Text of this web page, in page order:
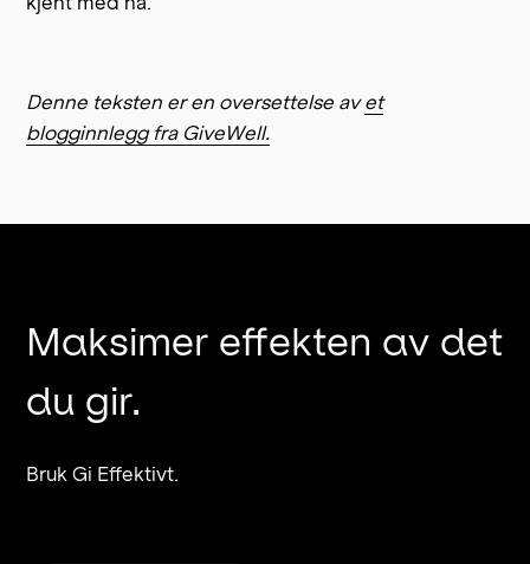
Denne teksten er en oversettelse avet
blogginnlegg fra GiveWell.
Maksimer effekten av det
du gir.
Bruk Gi Effektivt.